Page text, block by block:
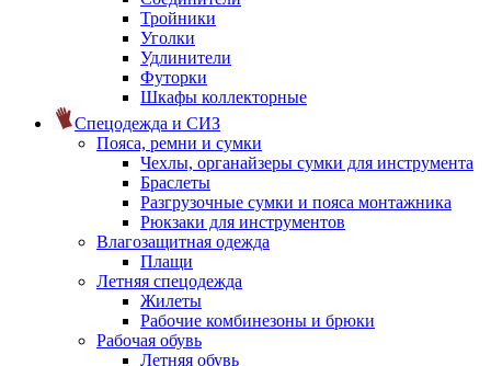
Тройники
Уголки
Удлинители
Футорки
Шкафы коллекторные
Спецодежда и СИЗ
Пояса, ремни и сумки
Чехлы, органайзеры сумки для инструмента
Браслеты
Разгрузочные сумки и пояса монтажника
Рюкзаки для инструментов
Влагозащитная одежда
Плащи
Летняя спецодежда
Жилеты
Рабочие комбинезоны и брюки
Рабочая обувь
Летняя обувь